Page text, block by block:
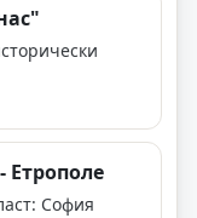
Етрополе
София